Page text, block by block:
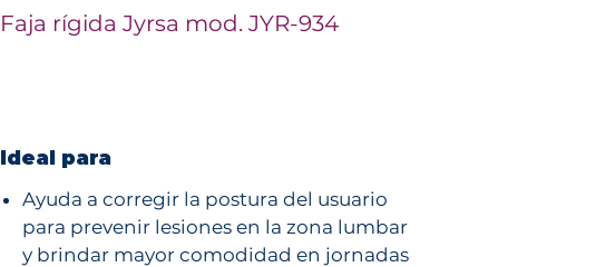
Faja rígida Jyrsa mod. JYR-934
Ideal para
Ayuda a corregir la postura del usuario
para prevenir lesiones en la zona lumbar
y brindar mayor comodidad en jornadas